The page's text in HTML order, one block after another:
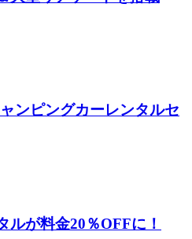
ンピングカーレンタルセ
ルが料金20％OFFに！